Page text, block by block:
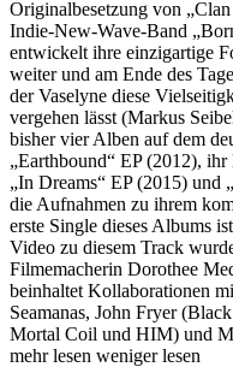
Originalbesetzung von
Indie-New-Wave-Band
entwickelt ihre einzigartige
weiter und am Ende des
der Vaselyne diese
vergehen lässt (Markus
bisher vier Alben auf dem
„Earthbound“ EP (2012),
„In Dreams“ EP (2015) und
die Aufnahmen zu ihrem
erste Single dieses Albums
Video zu diesem Track
Filmemacherin Dorothee
beinhaltet Kollaborationen
Seamanas, John Fryer
Mortal Coil und HIM) und
mehr lesen weniger lesen